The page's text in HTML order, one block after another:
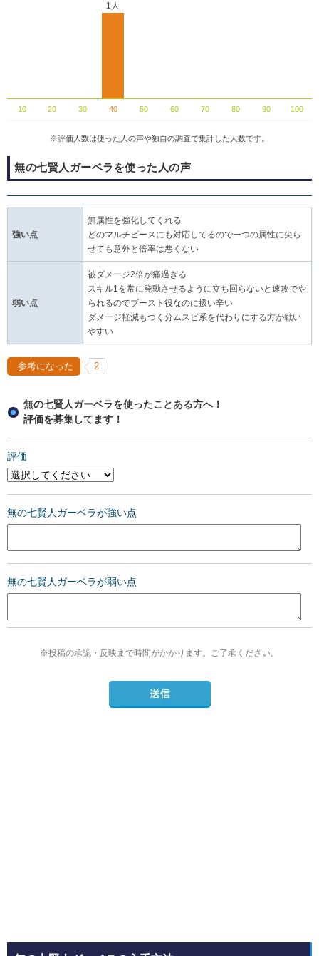
1人
10 20 30 40 50 60 70 80 90 100
※評価人数は使った人の声や独自の調査で集計した人数です。
無の七賢人ガーベラを使った人の声
強い点
無属性を強化してくれる
どのマルチピースにも対応してるので一つの属性に尖ら
せても意外と倍率は悪くない
弱い点
被ダメージ2倍が痛過ぎる
スキル1を常に発動させるように立ち回らないと速攻でや
られるのでブースト役なのに扱い辛い
ダメージ軽減もつく分ムスビ系を代わりにする方が戦い
やすい
参考になった 2
無の七賢人ガーベラを使ったことある方へ！
評価を募集してます！
評価
無の七賢人ガーベラが強い点
無の七賢人ガーベラが弱い点
※投稿の承認・反映まで時間がかかります。ご了承ください。